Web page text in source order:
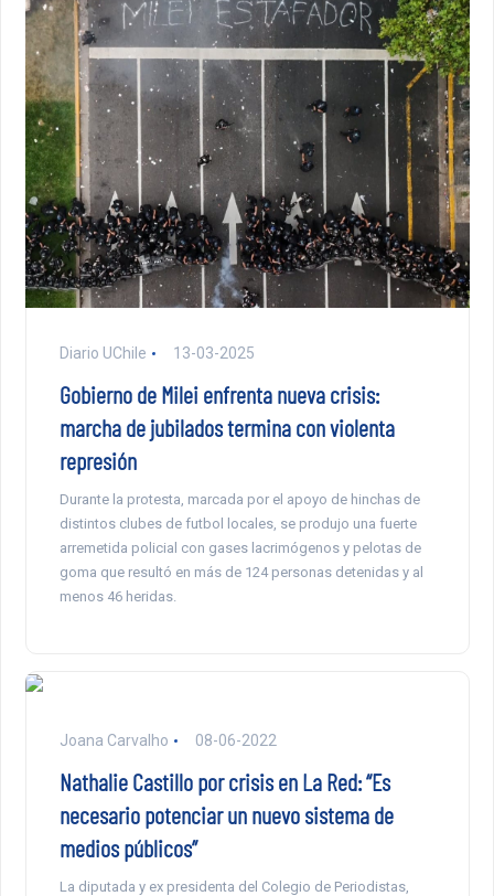
Diario UChile 13-03-2025
Gobierno de Milei enfrenta nueva crisis:
marcha de jubilados termina con violenta
represión
Durante la protesta, marcada por el apoyo de hinchas de
distintos clubes de futbol locales, se produjo una fuerte
arremetida policial con gases lacrimógenos y pelotas de
goma que resultó en más de 124 personas detenidas y al
menos 46 heridas.
Joana Carvalho 08-06-2022
Nathalie Castillo por crisis en La Red: “Es
necesario potenciar un nuevo sistema de
medios públicos”
La diputada y ex presidenta del Colegio de Periodistas,